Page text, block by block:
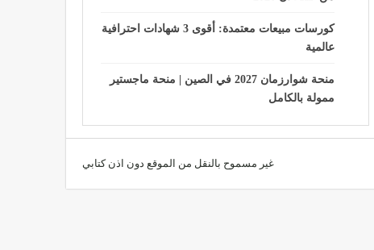
كورسات مبيعات معتمدة: أقوى 3 شهادات احترافية
عالمية
منحة شوارزمان 2027 في الصين | منحة ماجستير
ممولة بالكامل
غير مسموح بالنقل من الموقع دون اذن كتابي